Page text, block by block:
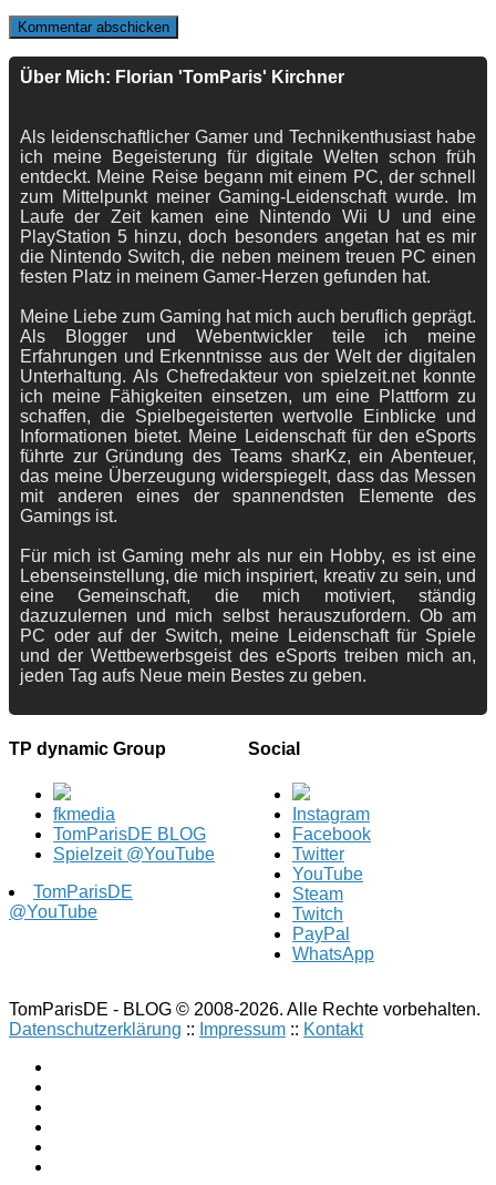
Über Mich: Florian 'TomParis' Kirchner
Als leidenschaftlicher Gamer und Technikenthusiast habe
ich meine Begeisterung für digitale Welten schon früh
entdeckt. Meine Reise begann mit einem PC, der schnell
zum Mittelpunkt meiner Gaming-Leidenschaft wurde. Im
Laufe der Zeit kamen eine Nintendo Wii U und eine
PlayStation 5 hinzu, doch besonders angetan hat es mir
die Nintendo Switch, die neben meinem treuen PC einen
festen Platz in meinem Gamer-Herzen gefunden hat.
Meine Liebe zum Gaming hat mich auch beruflich geprägt.
Als Blogger und Webentwickler teile ich meine
Erfahrungen und Erkenntnisse aus der Welt der digitalen
Unterhaltung. Als Chefredakteur von spielzeit.net konnte
ich meine Fähigkeiten einsetzen, um eine Plattform zu
schaffen, die Spielbegeisterten wertvolle Einblicke und
Informationen bietet. Meine Leidenschaft für den eSports
führte zur Gründung des Teams sharKz, ein Abenteuer,
das meine Überzeugung widerspiegelt, dass das Messen
mit anderen eines der spannendsten Elemente des
Gamings ist.
Für mich ist Gaming mehr als nur ein Hobby, es ist eine
Lebenseinstellung, die mich inspiriert, kreativ zu sein, und
eine Gemeinschaft, die mich motiviert, ständig
dazuzulernen und mich selbst herauszufordern. Ob am
PC oder auf der Switch, meine Leidenschaft für Spiele
und der Wettbewerbsgeist des eSports treiben mich an,
jeden Tag aufs Neue mein Bestes zu geben.
TP dynamic Group
fkmedia
TomParisDE BLOG
Spielzeit @YouTube
TomParisDE
@YouTube
Social
Instagram
Facebook
Twitter
YouTube
Steam
Twitch
PayPal
WhatsApp
TomParisDE - BLOG © 2008-2026. Alle Rechte vorbehalten.
Datenschutzerklärung :: Impressum :: Kontakt